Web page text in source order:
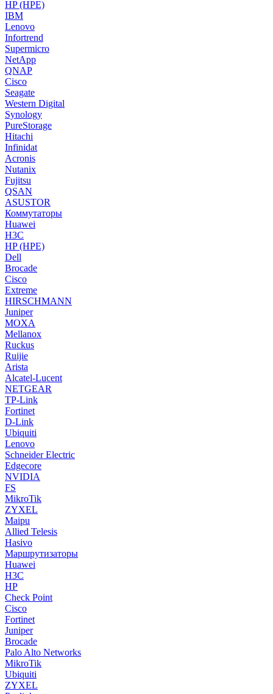
HP (HPE)
IBM
Lenovo
Infortrend
Supermicro
NetApp
QNAP
Cisco
Seagate
Western Digital
Synology
PureStorage
Hitachi
Infinidat
Acronis
Nutanix
Fujitsu
QSAN
ASUSTOR
Коммутаторы
Huawei
H3C
HP (HPE)
Dell
Brocade
Cisco
Extreme
HIRSCHMANN
Juniper
MOXA
Mellanox
Ruckus
Ruijie
Arista
Alcatel-Lucent
NETGEAR
TP-Link
Fortinet
D-Link
Ubiquiti
Lenovo
Schneider Electric
Edgecore
NVIDIA
FS
MikroTik
ZYXEL
Maipu
Allied Telesis
Hasivo
Маршрутизаторы
Huawei
H3C
HP
Check Point
Cisco
Fortinet
Juniper
Brocade
Palo Alto Networks
MikroTik
Ubiquiti
ZYXEL